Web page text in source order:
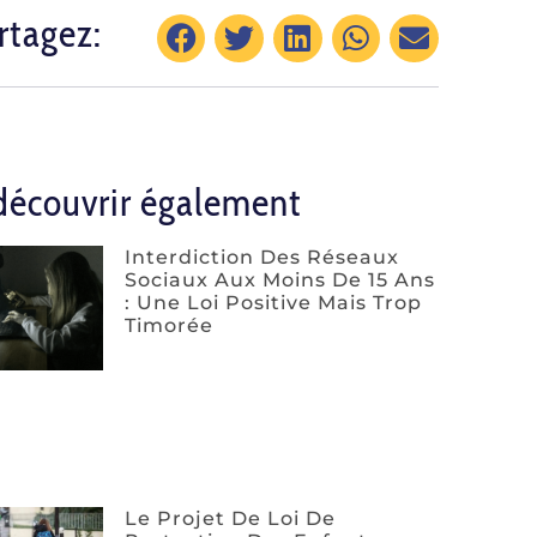
également
Interdiction Des Réseaux
Sociaux Aux Moins De 15 Ans
: Une Loi Positive Mais Trop
Timorée
Le Projet De Loi De